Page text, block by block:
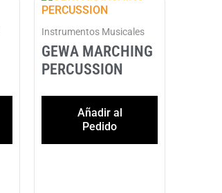
Instrumentos Musicales
GEWA MARCHING
PERCUSSION
Añadir al
Pedido